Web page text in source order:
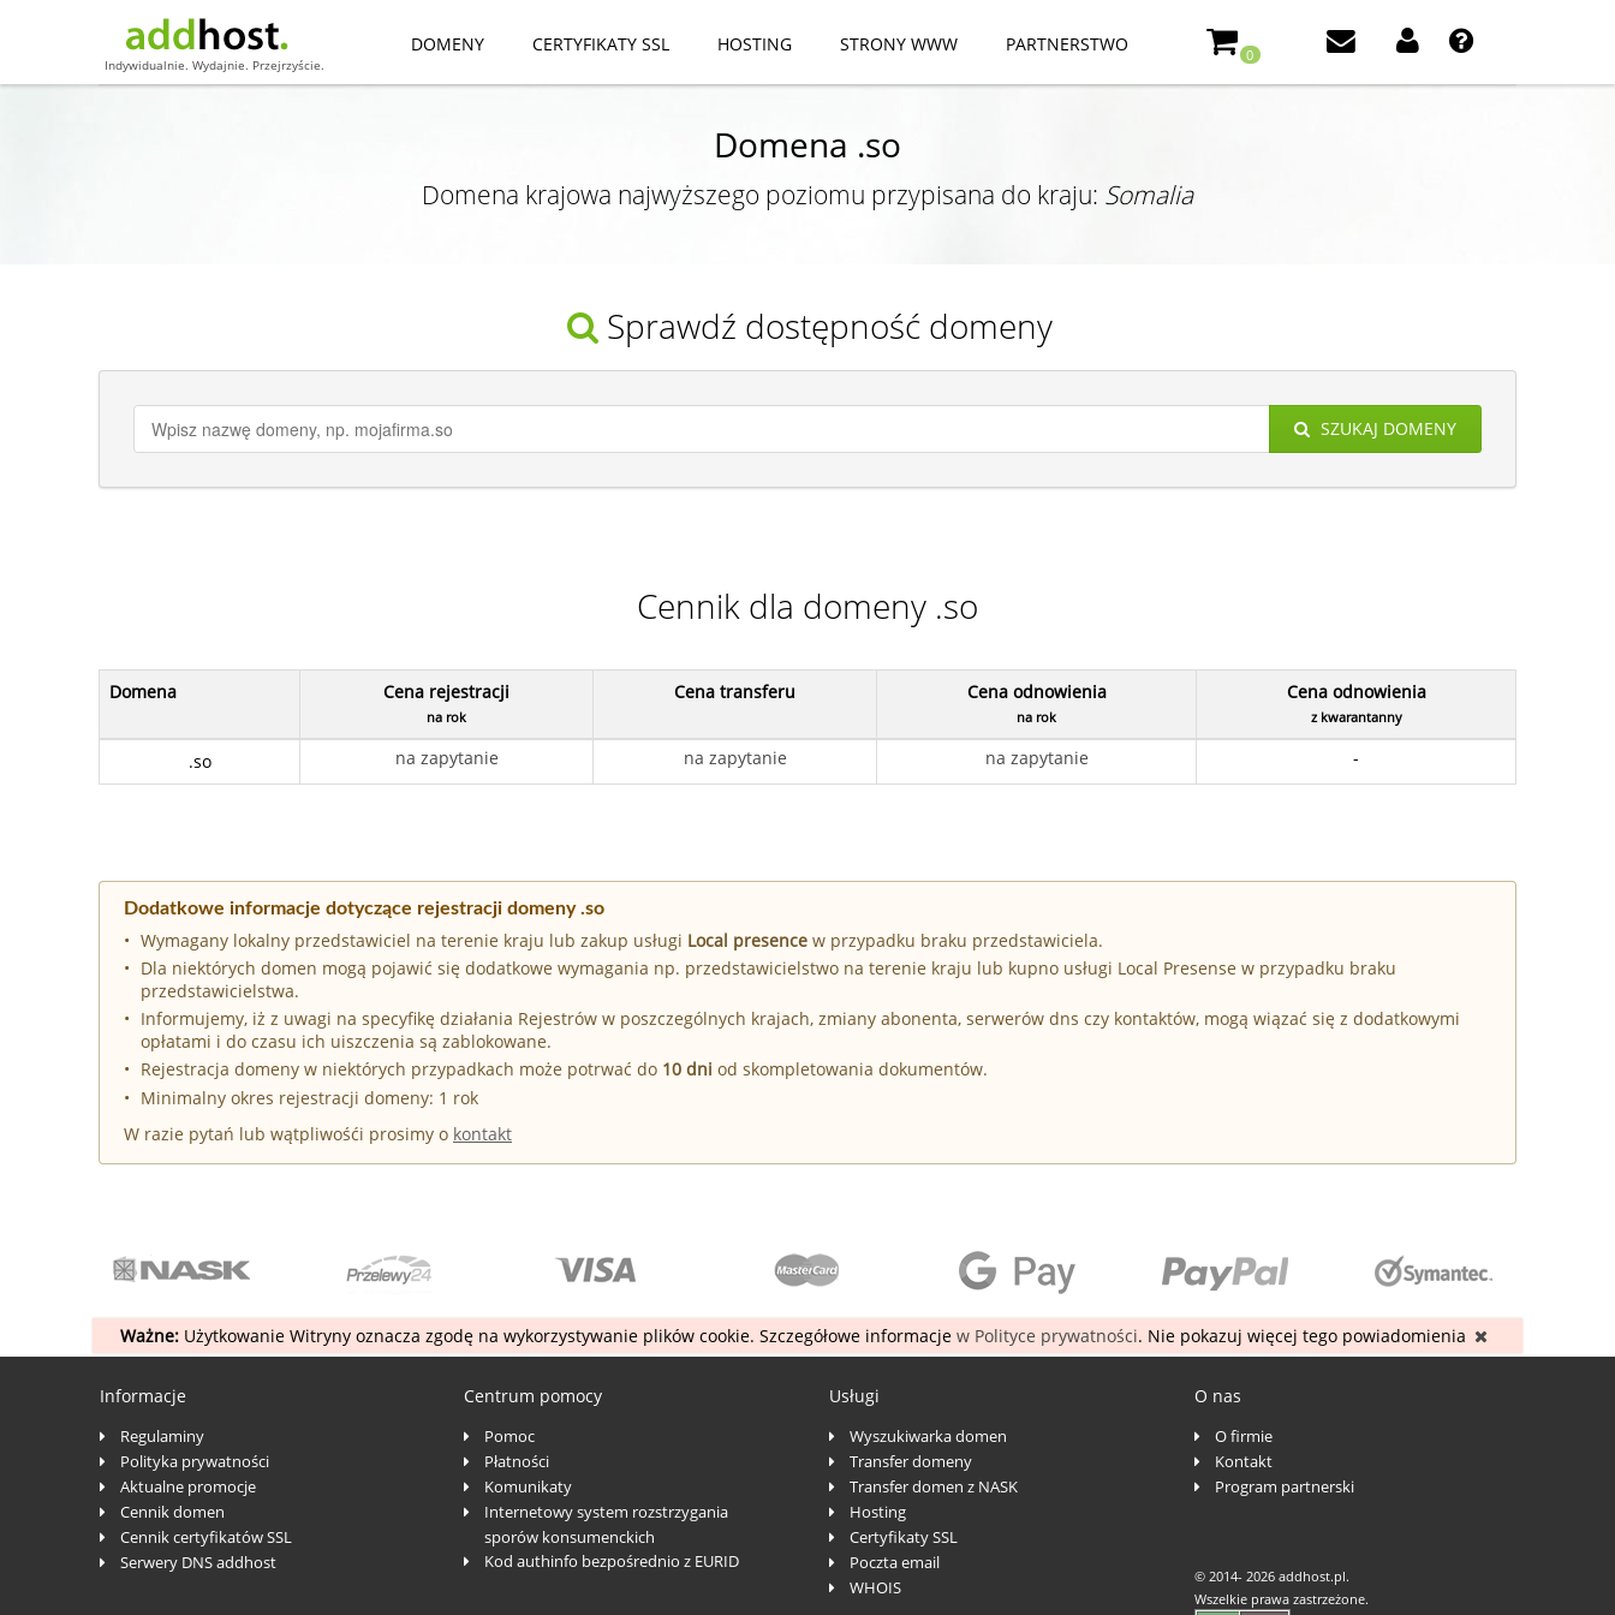
Indywidualnie. Wydajnie. Przejrzyście.
DOMENY CERTYFIKATY SSL HOSTING STRONY WWW PARTNERSTWO 0
Domena .so
Domena krajowa najwyższego poziomu przypisana do kraju: Somalia
Sprawdź dostępność domeny
SZUKAJ DOMENY
Cennik dla domeny .so
Domena Cena rejestracji
na rok
Cena transferu Cena odnowienia
na rok
Cena odnowienia
z kwarantanny
.so na zapytanie na zapytanie na zapytanie -
Dodatkowe informacje dotyczące rejestracji domeny .so
Wymagany lokalny przedstawiciel na terenie kraju lub zakup usługi Local presence w przypadku braku przedstawiciela.
Dla niektórych domen mogą pojawić się dodatkowe wymagania np. przedstawicielstwo na terenie kraju lub kupno usługi Local Presense w przypadku braku
przedstawicielstwa.
Informujemy, iż z uwagi na specyfikę działania Rejestrów w poszczególnych krajach, zmiany abonenta, serwerów dns czy kontaktów, mogą wiązać się z dodatkowymi
opłatami i do czasu ich uiszczenia są zablokowane.
Rejestracja domeny w niektórych przypadkach może potrwać do 10 dni od skompletowania dokumentów.
Minimalny okres rejestracji domeny: 1 rok
W razie pytań lub wątpliwośći prosimy o kontakt
Ważne:Użytkowanie Witryny oznacza zgodę na wykorzystywanie plików cookie. Szczegółowe informacje w Polityce prywatności. Nie pokazuj więcej tego powiadomienia
Informacje
Regulaminy
Polityka prywatności
Aktualne promocje
Cennik domen
Cennik certyfikatów SSL
Serwery DNS addhost
Centrum pomocy
Pomoc
Płatności
Komunikaty
Internetowy system rozstrzygania
sporów konsumenckich
Kod authinfo bezpośrednio z EURID
Usługi
Wyszukiwarka domen
Transfer domeny
Transfer domen z NASK
Hosting
Certyfikaty SSL
Poczta email
WHOIS
O nas
O firmie
Kontakt
Program partnerski
© 2014-2026 addhost.pl.
Wszelkie prawa zastrzeżone.